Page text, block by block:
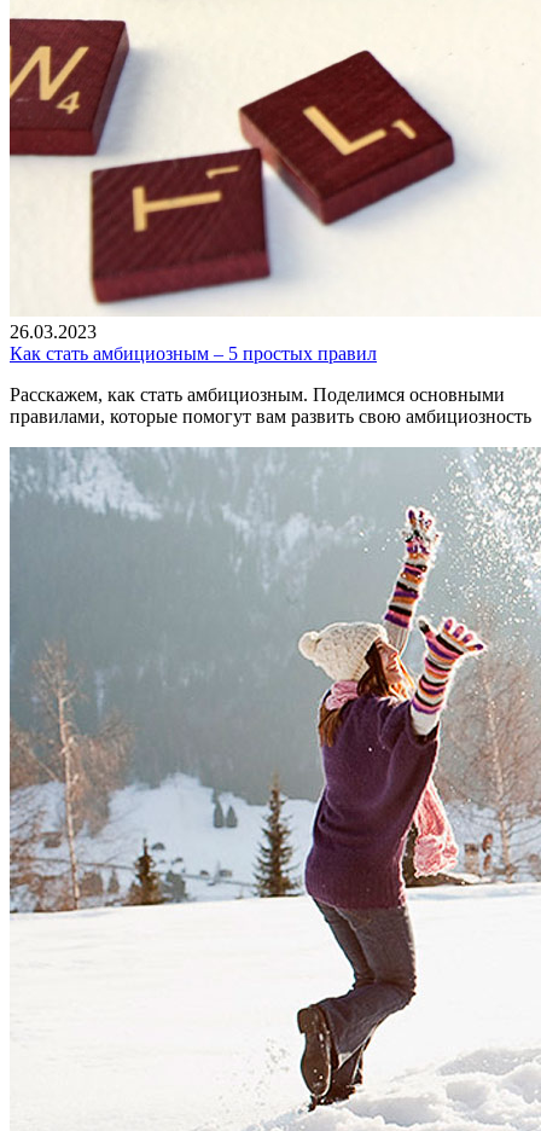
26.03.2023
Как стать амбициозным – 5 простых правил
Расскажем, как стать амбициозным. Поделимся основными
правилами, которые помогут вам развить свою амбициозность